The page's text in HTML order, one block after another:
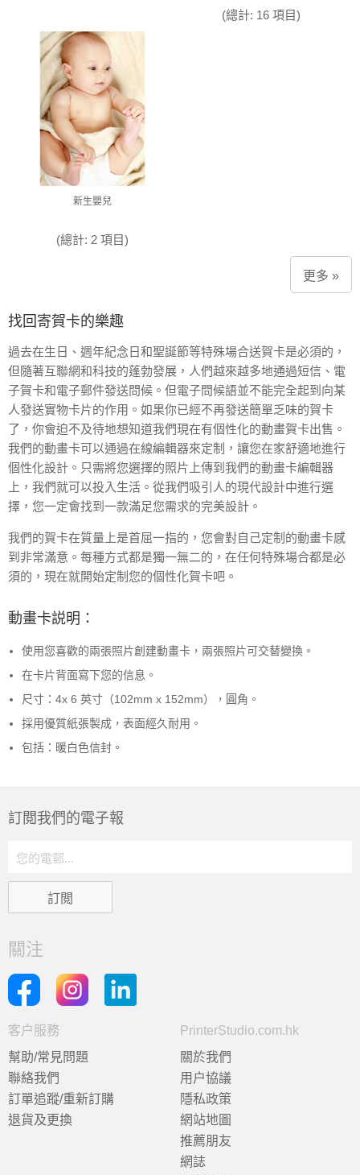
(總計: 16 項目)
新生嬰兒
(總計: 2 項目)
更多 »
找回寄賀卡的樂趣
過去在生日、週年紀念日和聖誕節等特殊場合送賀卡是必須的，
但隨著互聯網和科技的蓬勃發展，人們越來越多地通過短信、電
子賀卡和電子郵件發送問候。但電子問候語並不能完全起到向某
人發送實物卡片的作用。如果你已經不再發送簡單乏味的賀卡
了，你會迫不及待地想知道我們現在有個性化的動畫賀卡出售。
我們的動畫卡可以通過在線編輯器來定制，讓您在家舒適地進行
個性化設計。只需將您選擇的照片上傳到我們的動畫卡編輯器
上，我們就可以投入生活。從我們吸引人的現代設計中進行選
擇，您一定會找到一款滿足您需求的完美設計。
我們的賀卡在質量上是首屈一指的，您會對自己定制的動畫卡感
到非常滿意。每種方式都是獨一無二的，在任何特殊場合都是必
須的，現在就開始定制您的個性化賀卡吧。
動畫卡説明：
使用您喜歡的兩張照片創建動畫卡，兩張照片可交替變換。
在卡片背面寫下您的信息。
尺寸：4x 6 英寸（102mm x 152mm），圓角。
採用優質紙張製成，表面經久耐用。
包括：暖白色信封。
訂閲我們的電子報
關注
客户服務
幫助/常見問題
聯絡我們
訂單追蹤/重新訂購
退貨及更換
PrinterStudio.com.hk
關於我們
用户協議
隱私政策
網站地圖
推薦朋友
網誌